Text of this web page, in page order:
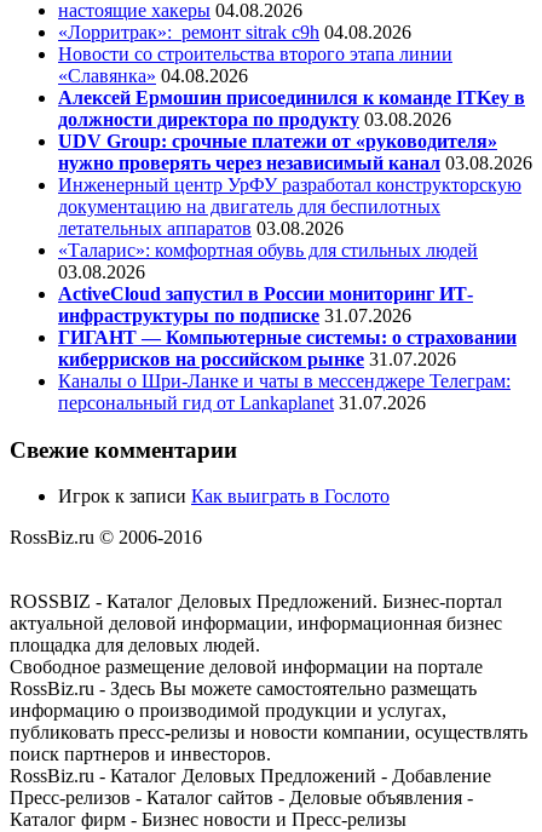
настоящие хакеры 04.08.2026
«Лорритрак»: ремонт sitrak c9h 04.08.2026
Новости со строительства второго этапа линии
«Славянка» 04.08.2026
Алексей Ермошин присоединился к команде ITKey в
должности директора по продукту 03.08.2026
UDV Group: срочные платежи от «руководителя»
нужно проверять через независимый канал 03.08.2026
Инженерный центр УрФУ разработал конструкторскую
документацию на двигатель для беспилотных
летательных аппаратов 03.08.2026
«Таларис»: комфортная обувь для стильных людей
03.08.2026
ActiveCloud запустил в России мониторинг ИТ-
инфраструктуры по подписке 31.07.2026
ГИГАНТ — Компьютерные системы: о страховании
киберрисков на российском рынке 31.07.2026
Каналы о Шри-Ланке и чаты в мессенджере Телеграм:
персональный гид от Lankaplanet 31.07.2026
Свежие комментарии
Игрок к записи Как выиграть в Гослото
RossBiz.ru © 2006-2016
ROSSBIZ - Каталог Деловых Предложений. Бизнес-портал
актуальной деловой информации, информационная бизнес
площадка для деловых людей.
Свободное размещение деловой информации на портале
RossBiz.ru - Здесь Вы можете самостоятельно размещать
информацию о производимой продукции и услугах,
публиковать пресс-релизы и новости компании, осуществлять
поиск партнеров и инвесторов.
RossBiz.ru - Каталог Деловых Предложений - Добавление
Пресс-релизов - Каталог сайтов - Деловые объявления -
Каталог фирм - Бизнес новости и Пресс-релизы